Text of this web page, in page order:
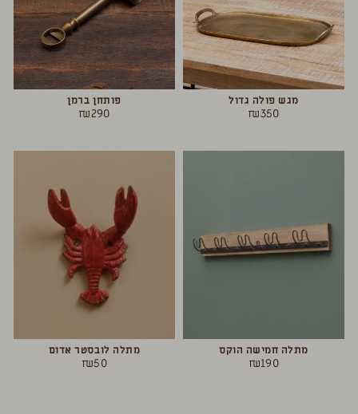
מגש פולה גדול
₪350
פותחן ברמן
₪290
מתלה חמישה הוקס
₪190
מתלה לובסטר אדום
₪50